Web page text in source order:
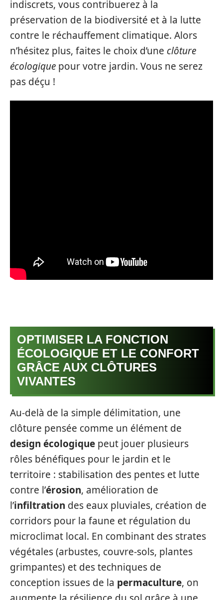
indiscrets, vous contribuerez à la
préservation de la biodiversité et à la lutte
contre le réchauffement climatique. Alors
n’hésitez plus, faites le choix d’une clôture
écologique pour votre jardin. Vous ne serez
pas déçu !
OPTIMISER LA FONCTION
ÉCOLOGIQUE ET LE CONFORT
GRÂCE AUX CLÔTURES
VIVANTES
Au-delà de la simple délimitation, une
clôture pensée comme un élément de
design écologique peut jouer plusieurs
rôles bénéfiques pour le jardin et le
territoire : stabilisation des pentes et lutte
contre l’érosion, amélioration de
l’infiltration des eaux pluviales, création de
corridors pour la faune et régulation du
microclimat local. En combinant des strates
végétales (arbustes, couvre-sols, plantes
grimpantes) et des techniques de
conception issues de la permaculture, on